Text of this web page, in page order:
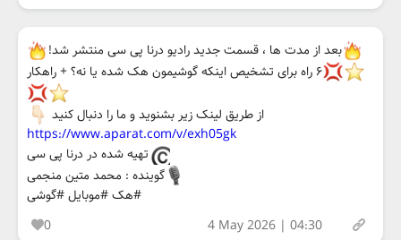
بعد از مدت ها ، قسمت جدید رادیو درنا پی سی منتشر شد!
۶ راه برای تشخیص اینکه گوشیمون هک شده یا نه؟ + راهکار
از طریق لینک زیر بشنوید و ما را دنبال کنید
https://www.aparat.com/v/exh05gk
تهیه شده در درنا پی سی
گوینده : محمد متین منجمی
#هک #موبایل #گوشی
0
4 May 2026 | 04:30